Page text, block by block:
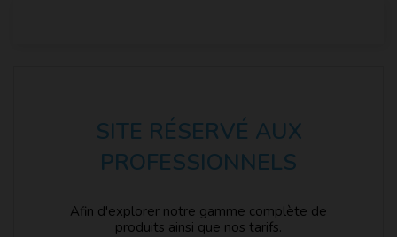
SITE RÉSERVÉ AUX
PROFESSIONNELS
Afin d'explorer notre gamme complète de
produits ainsi que nos tarifs.